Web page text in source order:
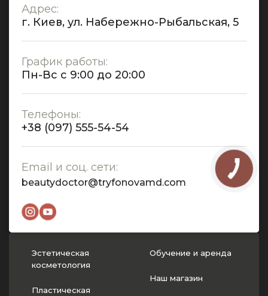
Эстетическая
косметология
Пластическая
Обучение и аренда
Наш магазин
Адрес:
г. Киев, ул. Набережно-Рыбальская, 5
График работы:
Пн-Вс с 9:00 до 20:00
Телефоны:
+38 (097) 555-54-54
Email и соц. сети:
beautydoctor@tryfonovamd.com